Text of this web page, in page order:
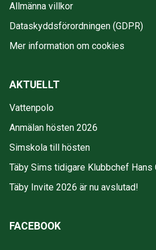
Allmänna villkor
Dataskyddsförordningen (GDPR)
Mer information om cookies
AKTUELLT
Vattenpolo
Anmälan hösten 2026
Simskola till hösten
Täby Sims tidigare Klubbchef Hans
Täby Invite 2026 är nu avslutad!
FACEBOOK